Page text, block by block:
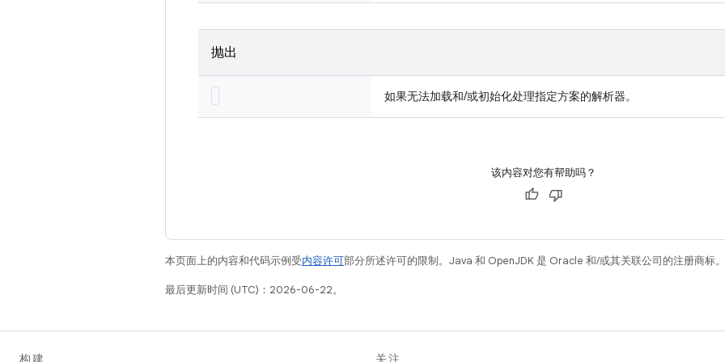
抛出
如果无法加载和/或初始化处理指定方案的解析器。
该内容对您有帮助吗？
本页面上的内容和代码示例受内容许可部分所述许可的限制。Java 和 OpenJDK 是 Oracle 和/或其关联公司的注册商标。
最后更新时间 (UTC)：2026-06-22。
构建 关注